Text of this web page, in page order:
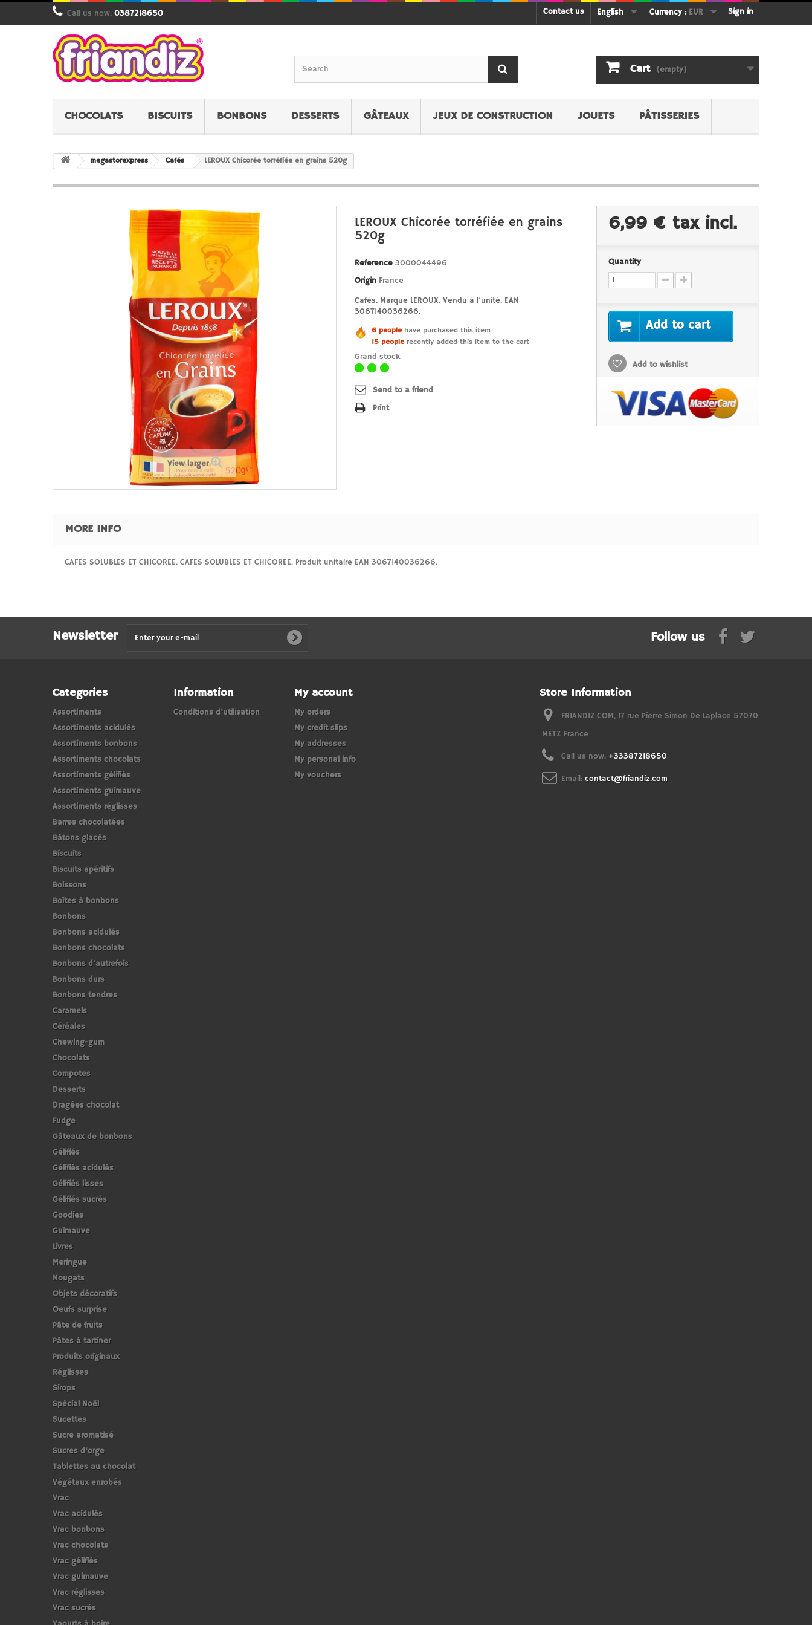
Sign in
Currency : EUR
English
Contact us
Call us now: 0387218650
Cart (empty)
CHOCOLATS BISCUITS BONBONS DESSERTS GÂTEAUX JEUX DE CONSTRUCTION JOUETS PÂTISSERIES
megastorexpress Cafés LEROUX Chicorée torréfiée en grains 520g
View larger
LEROUX Chicorée torréfiée en grains
520g
Reference 3000044496
Origin France
Cafés. Marque LEROUX. Vendu à l'unité. EAN
3067140036266.
6 people have purchased this item
15 people recently added this item to the cart
Grand stock
Send to a friend
Print
6,99 € tax incl.
Quantity
Add to cart
Add to wishlist
MORE INFO
CAFES SOLUBLES ET CHICOREE. CAFES SOLUBLES ET CHICOREE. Produit unitaire EAN 3067140036266.
Newsletter Follow us
Categories
Assortiments
Assortiments acidulés
Assortiments bonbons
Assortiments chocolats
Assortiments gélifiés
Assortiments guimauve
Assortiments réglisses
Barres chocolatées
Bâtons glacés
Biscuits
Biscuits apéritifs
Boissons
Boîtes à bonbons
Bonbons
Bonbons acidulés
Bonbons chocolats
Bonbons d'autrefois
Bonbons durs
Bonbons tendres
Caramels
Céréales
Chewing-gum
Chocolats
Compotes
Desserts
Dragées chocolat
Fudge
Gâteaux de bonbons
Gélifiés
Gélifiés acidulés
Gélifiés lisses
Gélifiés sucrés
Goodies
Guimauve
Livres
Meringue
Nougats
Objets décoratifs
Oeufs surprise
Pâte de fruits
Pâtes à tartiner
Produits originaux
Réglisses
Sirops
Spécial Noël
Sucettes
Sucre aromatisé
Sucres d'orge
Tablettes au chocolat
Végétaux enrobés
Vrac
Vrac acidulés
Vrac bonbons
Vrac chocolats
Vrac gélifiés
Vrac guimauve
Vrac réglisses
Vrac sucrés
Information
Conditions d'utilisation
My account
My orders
My credit slips
My addresses
My personal info
My vouchers
Store Information
FRIANDIZ.COM, 17 rue Pierre Simon De Laplace 57070
METZ France
Call us now: +33387218650
Email: contact@friandiz.com